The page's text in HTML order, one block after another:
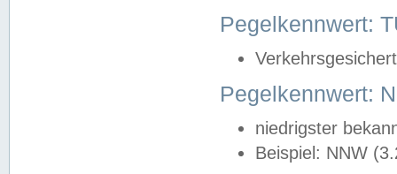
Pegelkennwert:
Pegelkennwert:
niedrigster
Beispiel: NNW